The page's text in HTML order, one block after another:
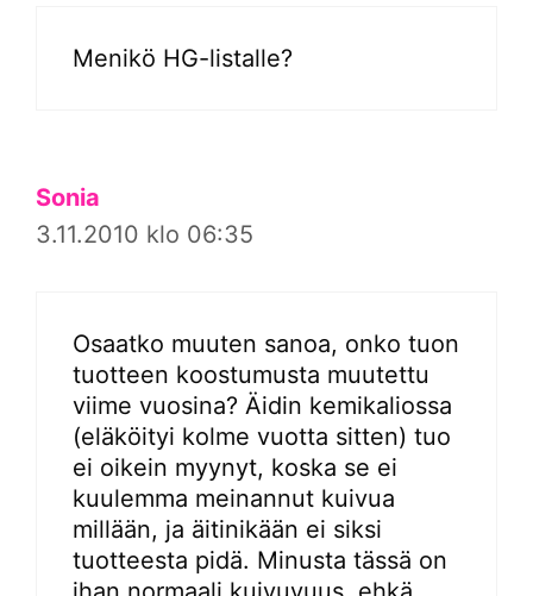
Menikö HG-listalle?
Sonia
3.11.2010 klo 06:35
Osaatko muuten sanoa, onko tuon
tuotteen koostumusta muutettu
viime vuosina? Äidin kemikaliossa
(eläköityi kolme vuotta sitten) tuo
ei oikein myynyt, koska se ei
kuulemma meinannut kuivua
millään, ja äitinikään ei siksi
tuotteesta pidä. Minusta tässä on